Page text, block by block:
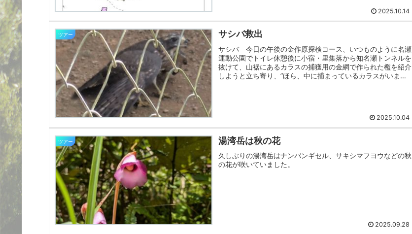
2025.10.14
ツアー サシバ救出
サシバ 今日の午後の金作原探検コース、いつものように名瀬
運動公園でトイレ休憩後に小宿・里集落から知名瀬トンネルを
抜けて、山裾にあるカラスの捕獲用の金網で作られた檻を紹介
しようと立ち寄り、”ほら、中に捕まっているカラスがいます
2025.10.04
ツアー 湯湾岳は秋の花
久しぶりの湯湾岳はナンバンギセル、サキシマフヨウなどの秋
の花が咲いていました。
2025.09.28